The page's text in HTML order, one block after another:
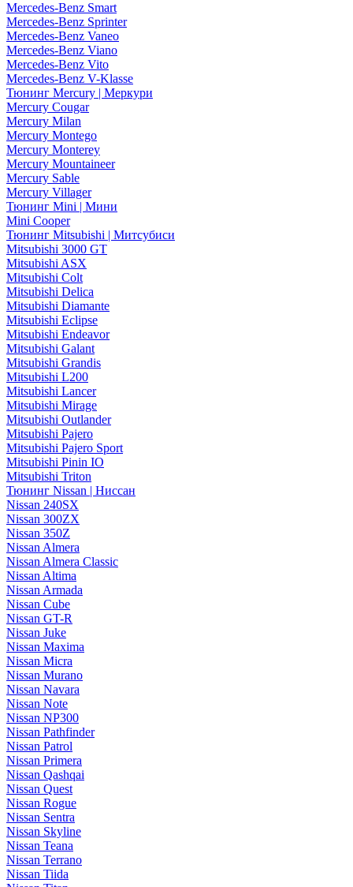
Mercedes-Benz Smart
Mercedes-Benz Sprinter
Mercedes-Benz Vaneo
Mercedes-Benz Viano
Mercedes-Benz Vito
Mercedes-Benz V-Klasse
Тюнинг Mercury | Меркури
Mercury Cougar
Mercury Milan
Mercury Montego
Mercury Monterey
Mercury Mountaineer
Mercury Sable
Mercury Villager
Тюнинг Mini | Мини
Mini Cooper
Тюнинг Mitsubishi | Митсубиси
Mitsubishi 3000 GT
Mitsubishi ASX
Mitsubishi Colt
Mitsubishi Delica
Mitsubishi Diamante
Mitsubishi Eclipse
Mitsubishi Endeavor
Mitsubishi Galant
Mitsubishi Grandis
Mitsubishi L200
Mitsubishi Lancer
Mitsubishi Mirage
Mitsubishi Outlander
Mitsubishi Pajero
Mitsubishi Pajero Sport
Mitsubishi Pinin IO
Mitsubishi Triton
Тюнинг Nissan | Ниссан
Nissan 240SX
Nissan 300ZX
Nissan 350Z
Nissan Almera
Nissan Almera Classic
Nissan Altima
Nissan Armada
Nissan Cube
Nissan GT-R
Nissan Juke
Nissan Maxima
Nissan Micra
Nissan Murano
Nissan Navara
Nissan Note
Nissan NP300
Nissan Pathfinder
Nissan Patrol
Nissan Primera
Nissan Qashqai
Nissan Quest
Nissan Rogue
Nissan Sentra
Nissan Skyline
Nissan Teana
Nissan Terrano
Nissan Tiida